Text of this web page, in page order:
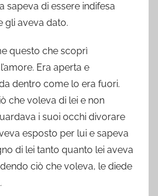
sapeva di essere indifesa
gli aveva dato.
questo che scoprì
Era aperta e
dentro come lo era fuori.
che voleva di lei e non
i suoi occhi divorare
esposto per lui e sapeva
di lei tanto quanto lei aveva
ciò che voleva, le diede